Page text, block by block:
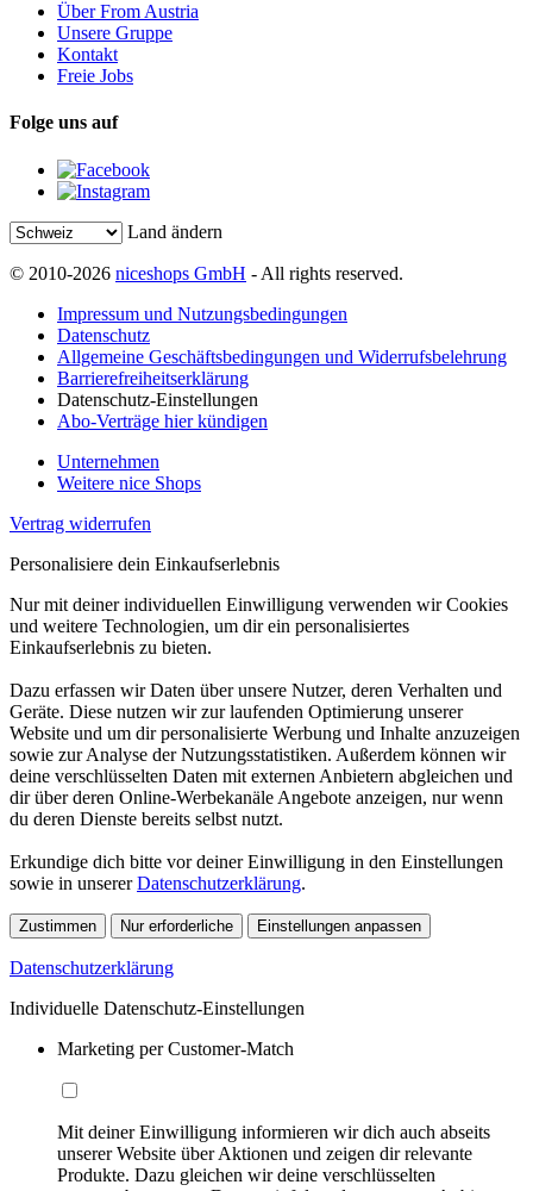
Über From Austria
Unsere Gruppe
Kontakt
Freie Jobs
Folge uns auf
Land ändern
© 2010-2026 niceshops GmbH - All rights reserved.
Impressum und Nutzungsbedingungen
Datenschutz
Allgemeine Geschäftsbedingungen und Widerrufsbelehrung
Barrierefreiheitserklärung
Datenschutz-Einstellungen
Abo-Verträge hier kündigen
Unternehmen
Weitere nice Shops
Vertrag widerrufen
Personalisiere dein Einkaufserlebnis
Nur mit deiner individuellen Einwilligung verwenden wir Cookies
und weitere Technologien, um dir ein personalisiertes
Einkaufserlebnis zu bieten.
Dazu erfassen wir Daten über unsere Nutzer, deren Verhalten und
Geräte. Diese nutzen wir zur laufenden Optimierung unserer
Website und um dir personalisierte Werbung und Inhalte anzuzeigen
sowie zur Analyse der Nutzungsstatistiken. Außerdem können wir
deine verschlüsselten Daten mit externen Anbietern abgleichen und
dir über deren Online-Werbekanäle Angebote anzeigen, nur wenn
du deren Dienste bereits selbst nutzt.
Erkundige dich bitte vor deiner Einwilligung in den Einstellungen
sowie in unsererDatenschutzerklärung.
Zustimmen Nur erforderliche Einstellungen anpassen
Datenschutzerklärung
Individuelle Datenschutz-Einstellungen
Marketing per Customer-Match
Mit deiner Einwilligung informieren wir dich auch abseits
unserer Website über Aktionen und zeigen dir relevante
Produkte. Dazu gleichen wir deine verschlüsselten